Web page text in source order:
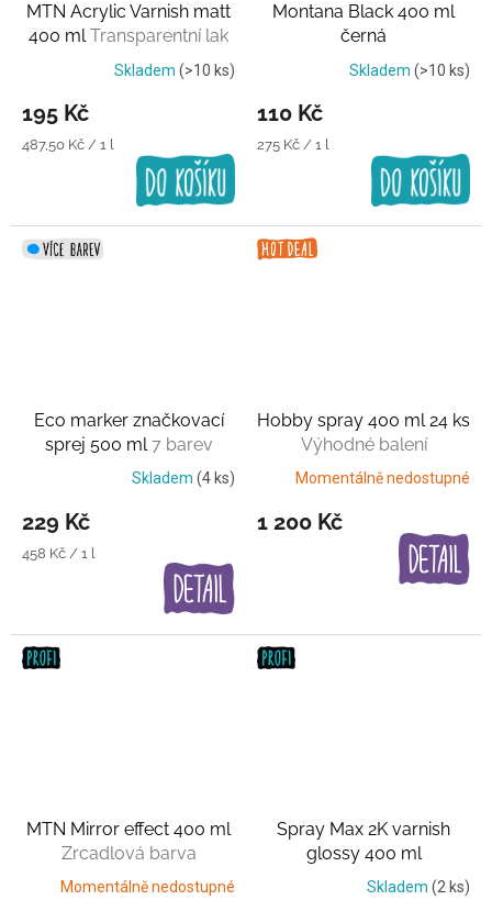
MTN Acrylic Varnish matt
400 mlTransparentní lak
Skladem (>10 ks)
195 Kč
Měrná
487,50 Kč / 1 l
Montana Black 400 ml
černá
Skladem (>10 ks)
110 Kč
Měrná
275 Kč / 1 l
Eco marker značkovací
sprej 500 ml7 barev
Skladem (4 ks)
229 Kč
Měrná
458 Kč / 1 l
Hobby spray 400 ml 24 ks
Výhodné balení
Momentálně nedostupné
1 200 Kč
MTN Mirror effect 400 ml
Zrcadlová barva
Momentálně nedostupné
Spray Max 2K varnish
glossy 400 ml
Transparentní lak
Skladem (2 ks)